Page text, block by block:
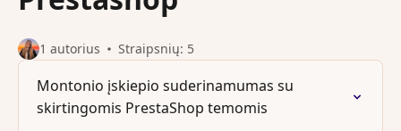
1 autorius Straipsnių: 5
Montonio įskiepio suderinamumas su
skirtingomis PrestaShop temomis